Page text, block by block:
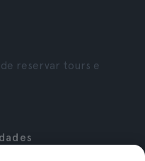
reservar tours e